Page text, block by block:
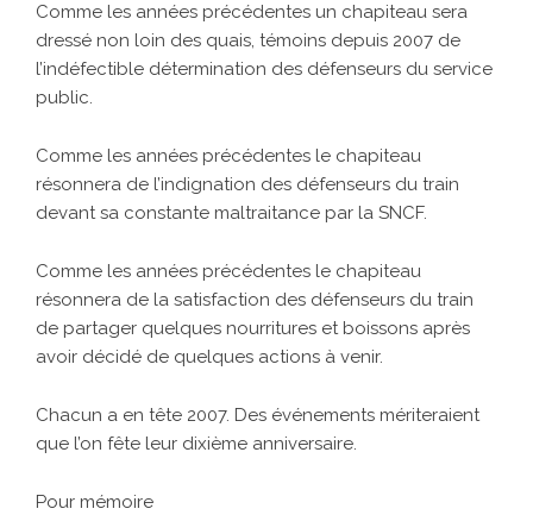
Comme les années précédentes un chapiteau sera
dressé non loin des quais, témoins depuis 2007 de
l’indéfectible détermination des défenseurs du service
public.
Comme les années précédentes le chapiteau
résonnera de l’indignation des défenseurs du train
devant sa constante maltraitance par la SNCF.
Comme les années précédentes le chapiteau
résonnera de la satisfaction des défenseurs du train
de partager quelques nourritures et boissons après
avoir décidé de quelques actions à venir.
Chacun a en tête 2007. Des événements mériteraient
que l’on fête leur dixième anniversaire.
Pour mémoire